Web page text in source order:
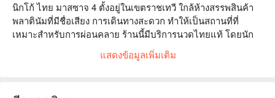
นิกโก้ ไทย มาสซาจ 4 ตั้งอยู่ในเขตราชเทวี ใกล้ห้างสรรพสินค้า
พลาตินัมที่มีชื่อเสียง การเดินทางสะดวก ทำให้เป็นสถานที่ที่
เหมาะสำหรับการผ่อนคลาย ร้านนี้มีบริการนวดไทยแท้ โดยนัก
บำบัดมืออาชีพใช้เทคนิคดั้งเดิมเพื่อลดความตึงเครียดของกล้าม
เนื้อและช่วยให้คุณฟื้นฟูพลังงาน ความคิดเห็นจากลูกค้าสูงมาก
แสดงข้อมูลเพิ่มเติม